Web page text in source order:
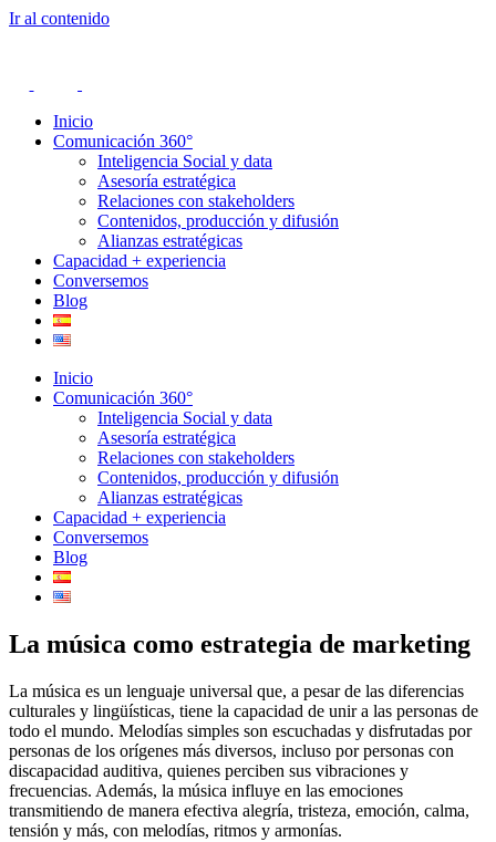
Ir al contenido
Inicio
Comunicación 360°
Inteligencia Social y data
Asesoría estratégica
Relaciones con stakeholders
Contenidos, producción y difusión
Alianzas estratégicas
Capacidad + experiencia
Conversemos
Blog
Inicio
Comunicación 360°
Inteligencia Social y data
Asesoría estratégica
Relaciones con stakeholders
Contenidos, producción y difusión
Alianzas estratégicas
Capacidad + experiencia
Conversemos
Blog
La música como estrategia de marketing
La música es un lenguaje universal que, a pesar de las diferencias
culturales y lingüísticas, tiene la capacidad de unir a las personas de
todo el mundo. Melodías simples son escuchadas y disfrutadas por
personas de los orígenes más diversos, incluso por personas con
discapacidad auditiva, quienes perciben sus vibraciones y
frecuencias. Además, la música influye en las emociones
transmitiendo de manera efectiva alegría, tristeza, emoción, calma,
tensión y más, con melodías, ritmos y armonías.